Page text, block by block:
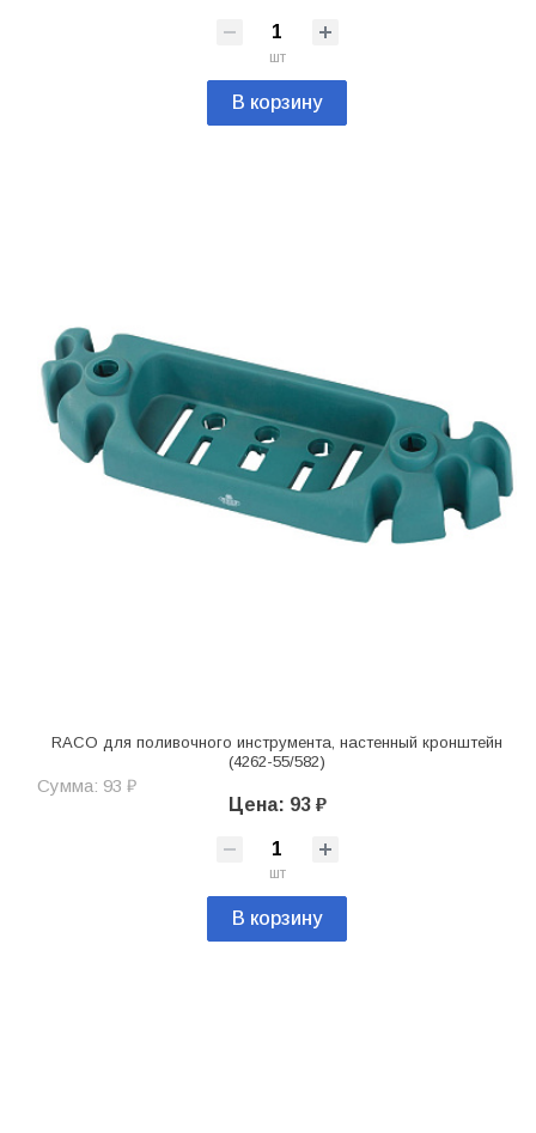
шт
В корзину
RACO для поливочного инструмента, настенный кронштейн
(4262-55/582)
Сумма: 93 ₽
Цена: 93 ₽
шт
В корзину